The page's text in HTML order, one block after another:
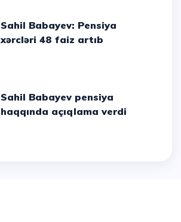
Sahil Babayev: Pensiya
xərcləri 48 faiz artıb
Sahil Babayev pensiya
haqqında açıqlama verdi